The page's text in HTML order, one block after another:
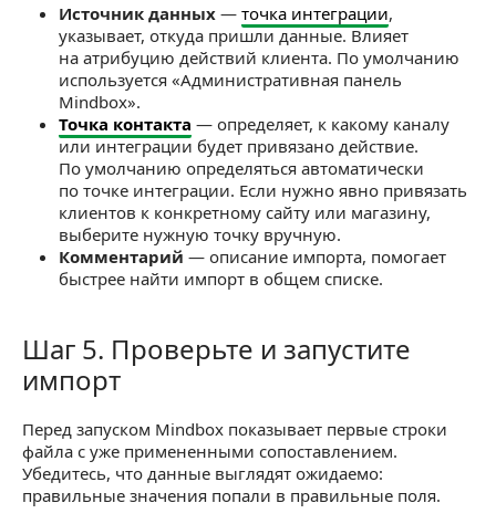
Источник данных — точка интеграции,
указывает, откуда пришли данные. Влияет
на атрибуцию действий клиента. По умолчанию
используется «Административная панель
Mindbox».
Точка контакта — определяет, к какому каналу
или интеграции будет привязано действие.
По умолчанию определяться автоматически
по точке интеграции. Если нужно явно привязать
клиентов к конкретному сайту или магазину,
выберите нужную точку вручную.
Комментарий — описание импорта, помогает
быстрее найти импорт в общем списке.
Шаг 5. Проверьте и запустите импорт
Шаг 5. Проверьте и запустите
импорт
Перед запуском Mindbox показывает первые строки
файла с уже примененными сопоставлением.
Убедитесь, что данные выглядят ожидаемо:
правильные значения попали в правильные поля.